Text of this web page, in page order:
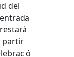
del
partir